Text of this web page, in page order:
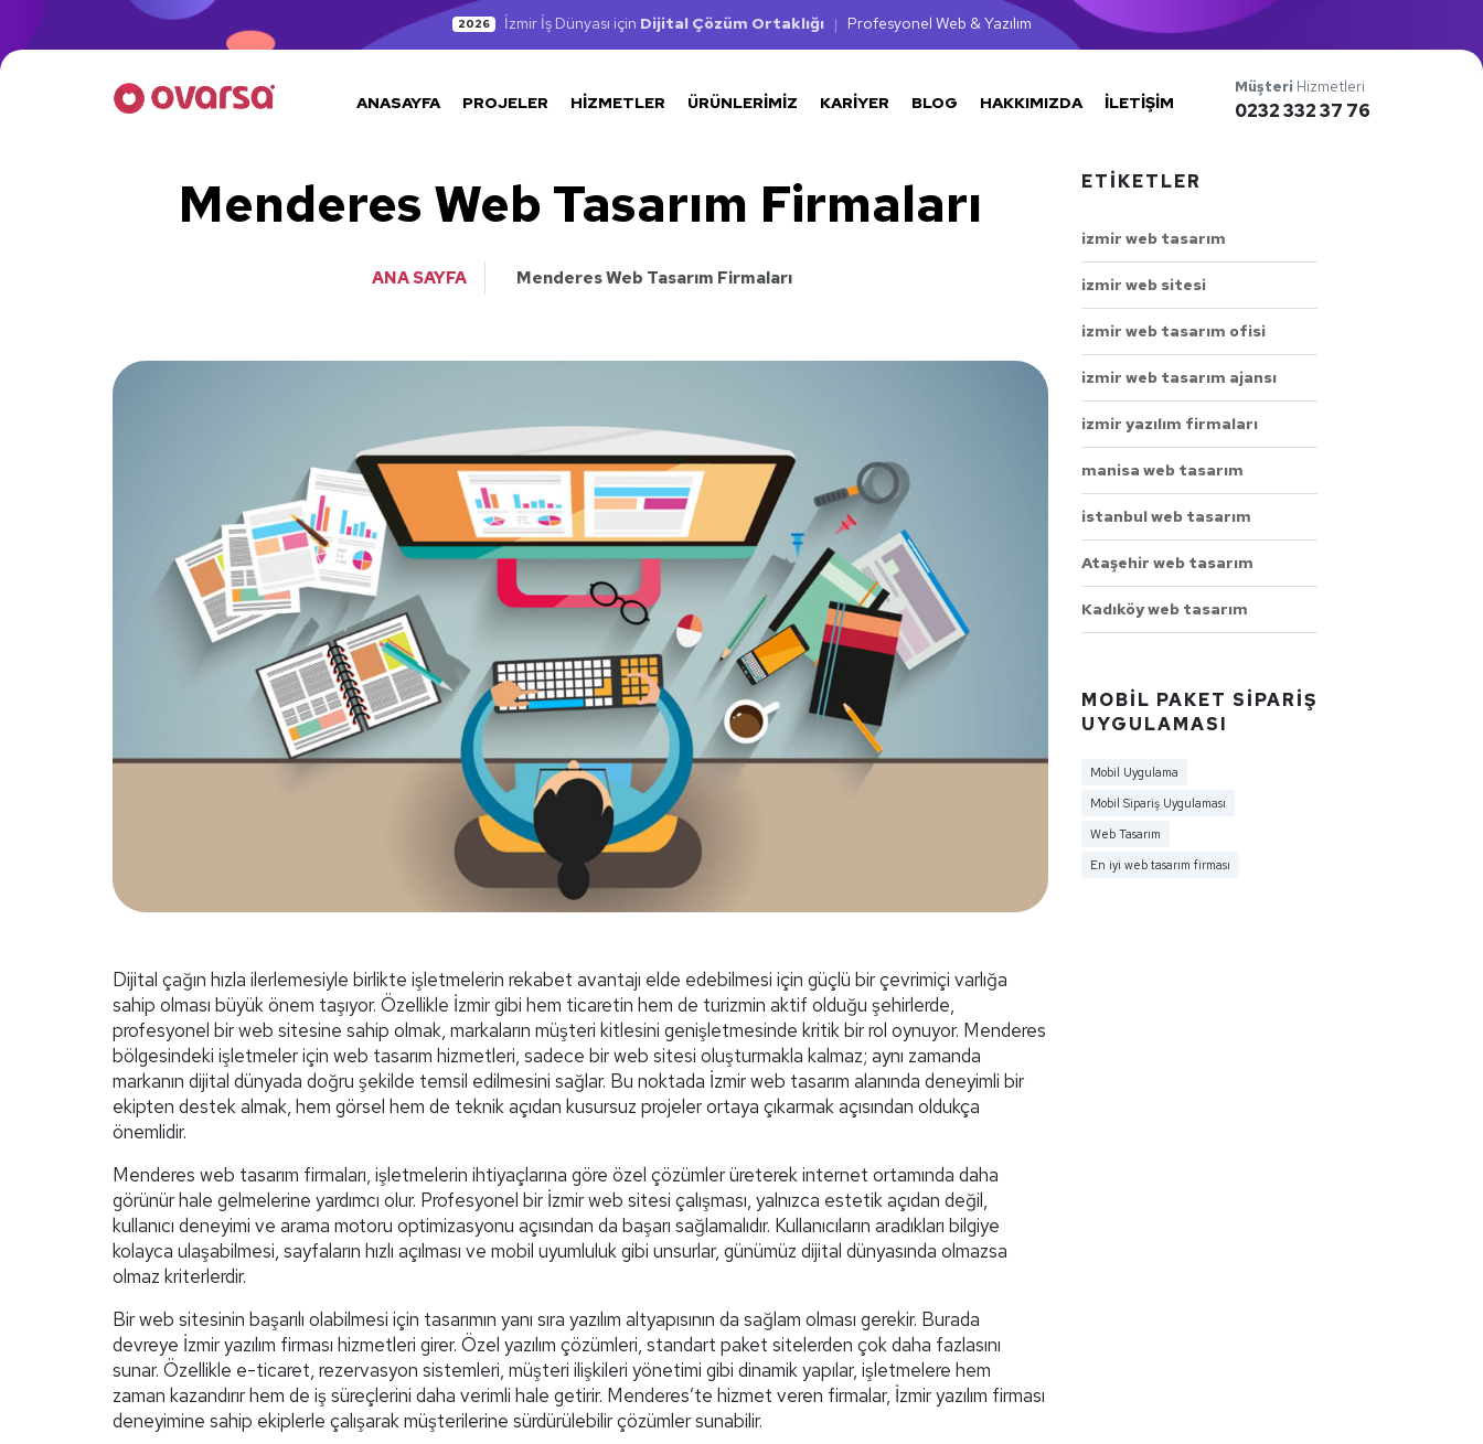
2026 İzmir İş Dünyası için Dijital Çözüm Ortaklığı | Profesyonel Web & Yazılım
ANASAYFA PROJELER HIZMETLER ÜRÜNLERIMIZ KARIYER BLOG HAKKIMIZDA İLETIŞIM
Müşteri Hizmetleri
0232 332 37 76
Menderes Web Tasarım Firmaları
ANA SAYFA Menderes Web Tasarım Firmaları
Dijital çağın hızla ilerlemesiyle birlikte işletmelerin rekabet avantajı elde edebilmesi için güçlü bir çevrimiçi varlığa
sahip olması büyük önem taşıyor. Özellikle İzmir gibi hem ticaretin hem de turizmin aktif olduğu şehirlerde,
profesyonel bir web sitesine sahip olmak, markaların müşteri kitlesini genişletmesinde kritik bir rol oynuyor. Menderes
bölgesindeki işletmeler için web tasarım hizmetleri, sadece bir web sitesi oluşturmakla kalmaz; aynı zamanda
markanın dijital dünyada doğru şekilde temsil edilmesini sağlar. Bu noktada İzmir web tasarım alanında deneyimli bir
ekipten destek almak, hem görsel hem de teknik açıdan kusursuz projeler ortaya çıkarmak açısından oldukça
önemlidir.
Menderes web tasarım firmaları, işletmelerin ihtiyaçlarına göre özel çözümler üreterek internet ortamında daha
görünür hale gelmelerine yardımcı olur. Profesyonel bir İzmir web sitesi çalışması, yalnızca estetik açıdan değil,
kullanıcı deneyimi ve arama motoru optimizasyonu açısından da başarı sağlamalıdır. Kullanıcıların aradıkları bilgiye
kolayca ulaşabilmesi, sayfaların hızlı açılması ve mobil uyumluluk gibi unsurlar, günümüz dijital dünyasında olmazsa
olmaz kriterlerdir.
Bir web sitesinin başarılı olabilmesi için tasarımın yanı sıra yazılım altyapısının da sağlam olması gerekir. Burada
devreye İzmir yazılım firması hizmetleri girer. Özel yazılım çözümleri, standart paket sitelerden çok daha fazlasını
sunar. Özellikle e-ticaret, rezervasyon sistemleri, müşteri ilişkileri yönetimi gibi dinamik yapılar, işletmelere hem
zaman kazandırır hem de iş süreçlerini daha verimli hale getirir. Menderes’te hizmet veren firmalar, İzmir yazılım firması
deneyimine sahip ekiplerle çalışarak müşterilerine sürdürülebilir çözümler sunabilir.
ETIKETLER
izmir web tasarım
izmir web sitesi
izmir web tasarım ofisi
izmir web tasarım ajansı
izmir yazılım firmaları
manisa web tasarım
istanbul web tasarım
Ataşehir web tasarım
Kadıköy web tasarım
MOBIL PAKET SIPARIŞ
UYGULAMASI
Mobil Uygulama
Mobil Sipariş Uygulaması
Web Tasarım
En iyi web tasarım firması